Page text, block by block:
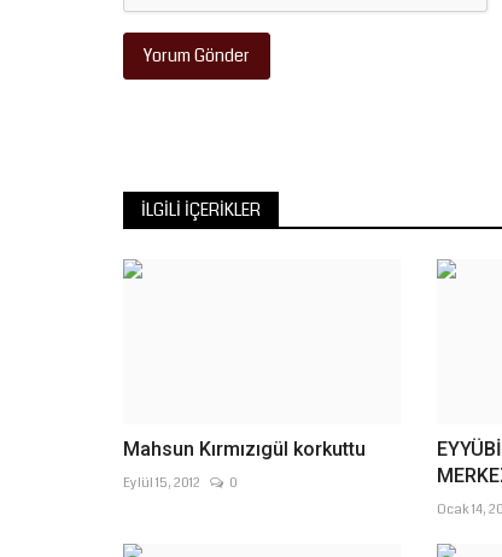
Yorum Gönder
İLGILI İÇERIKLER
Mahsun Kırmızıgül korkuttu
Eylül 15, 2012 0
Ocak 14,